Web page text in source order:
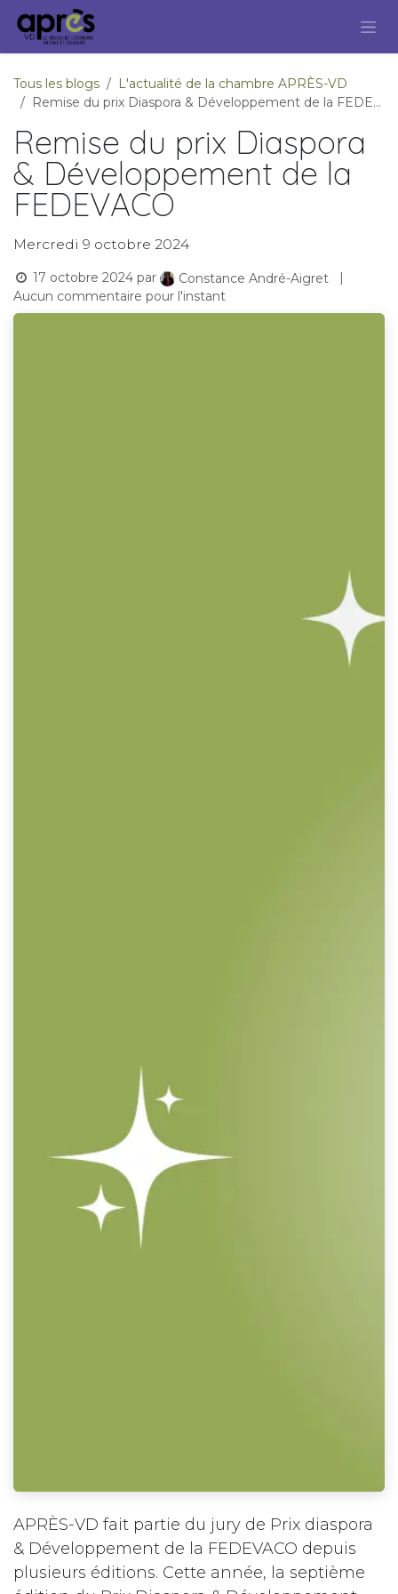
Se rendre au contenu
Tous les blogs
L'actualité de la chambre APRÈS-VD
Remise du prix Diaspora & Développement de la FEDEVACO
Remise du prix Diaspora
& Développement de la
FEDEVACO
Mercredi 9 octobre 2024
17 octobre 2024 par Constance André-Aigret
|
Aucun commentaire pour l'instant
APRÈS-VD fait partie du jury de Prix diaspora
& Développement de la FEDEVACO depuis
plusieurs éditions. Cette année, la septième